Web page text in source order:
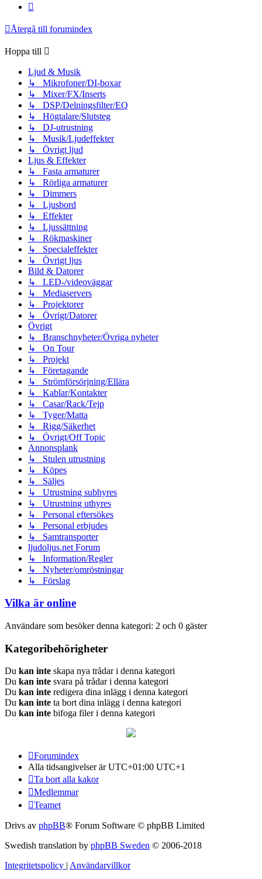
Återgå till forumindex
Hoppa till
Ljud & Musik
↳ Mikrofoner/DI-boxar
↳ Mixer/FX/Inserts
↳ DSP/Delningsfilter/EQ
↳ Högtalare/Slutsteg
↳ DJ-utrustning
↳ Musik/Ljudeffekter
↳ Övrigt ljud
Ljus & Effekter
↳ Fasta armaturer
↳ Rörliga armaturer
↳ Dimmers
↳ Ljusbord
↳ Effekter
↳ Ljussättning
↳ Rökmaskiner
↳ Specialeffekter
↳ Övrigt ljus
Bild & Datorer
↳ LED-/videoväggar
↳ Mediaservers
↳ Projektorer
↳ Övrigt/Datorer
Övrigt
↳ Branschnyheter/Övriga nyheter
↳ On Tour
↳ Projekt
↳ Företagande
↳ Strömförsörjning/Ellära
↳ Kablar/Kontakter
↳ Casar/Rack/Tejp
↳ Tyger/Matta
↳ Rigg/Säkerhet
↳ Övrigt/Off Topic
Annonsplank
↳ Stulen utrustning
↳ Köpes
↳ Säljes
↳ Utrustning subhyres
↳ Utrustning uthyres
↳ Personal eftersökes
↳ Personal erbjudes
↳ Samtransporter
ljudoljus.net Forum
↳ Information/Regler
↳ Nyheter/omröstningar
↳ Förslag
Vilka är online
Användare som besöker denna kategori: 2 och 0 gäster
Kategoribehörigheter
Du kan inte skapa nya trådar i denna kategori
Du kan inte svara på trådar i denna kategori
Du kan inte redigera dina inlägg i denna kategori
Du kan inte ta bort dina inlägg i denna kategori
Du kan inte bifoga filer i denna kategori
Forumindex
Alla tidsangivelser är UTC+01:00 UTC+1
Ta bort alla kakor
Medlemmar
Teamet
Drivs av phpBB® Forum Software © phpBB Limited
Swedish translation by phpBB Sweden © 2006-2018
Integritetspolicy Användarvillkor